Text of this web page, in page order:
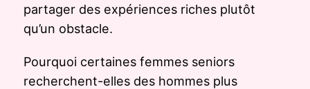
partager des expériences riches plutôt
qu’un obstacle.
Pourquoi certaines femmes seniors
recherchent-elles des hommes plus